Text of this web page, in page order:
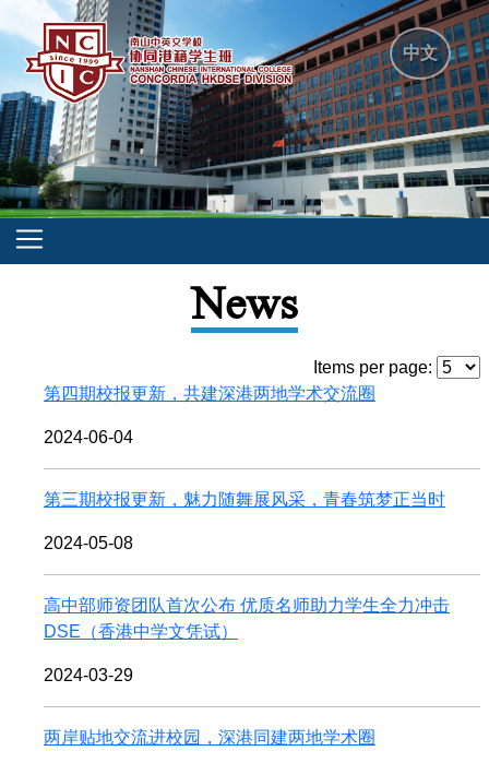
中文
News
Items per page:
第四期校报更新，共建深港两地学术交流圈
2024-06-04
第三期校报更新，魅力随舞展风采，青春筑梦正当时
2024-05-08
高中部师资团队首次公布 优质名师助力学生全力冲击
DSE（香港中学文凭试）
2024-03-29
两岸贴地交流进校园，深港同建两地学术圈